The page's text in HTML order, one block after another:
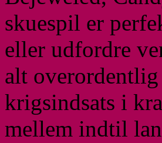
skuespil er
eller udfordre
alt overordentlig
krigsindsats i
mellem indtil